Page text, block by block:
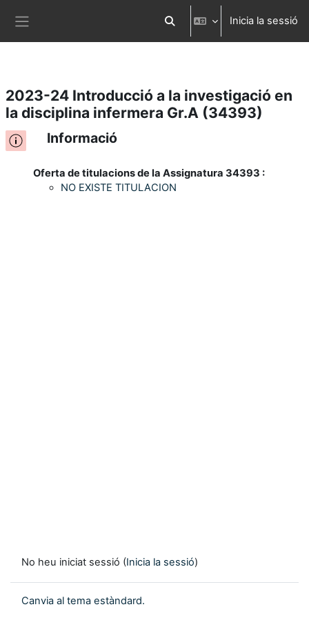
Ves al contingut principal Commuta l'entrada de la cerca
Inicia la sessió
2023-24 Introducció a la investigació en
la disciplina infermera Gr.A (34393)
Informació
Oferta de titulacions de la Assignatura 34393 :
NO EXISTE TITULACION
No heu iniciat sessió (Inicia la sessió)
Canvia al tema estàndard.